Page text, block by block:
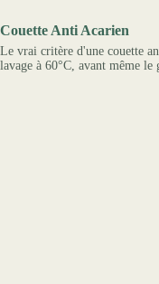
Couette Anti Acarien
Le vrai critère d'une couette
lavage à 60°C, avant même le